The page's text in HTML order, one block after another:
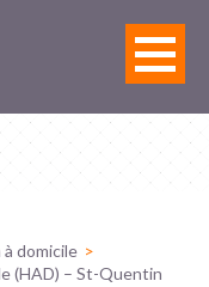
à domicile
(HAD) – St-Quentin